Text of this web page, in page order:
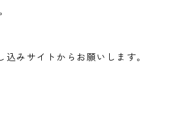
みサイトからお願いします。